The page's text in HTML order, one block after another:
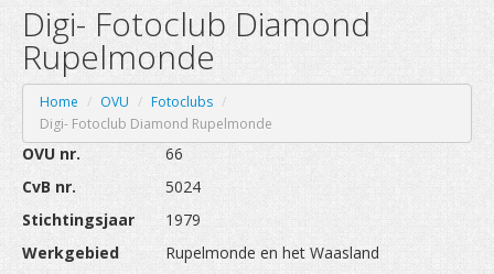
GALERIJEN
LEO BAEKELAND FT
OVU
ACTIVITEITEN
WEDSTRIJDEN
DOCUMENTEN
Digi- Fotoclub Diamond
Rupelmonde
Home / OVU / Fotoclubs /
Digi- Fotoclub Diamond Rupelmonde
OVU nr.
66
CvB nr.
5024
Stichtingsjaar
1979
Werkgebied
Rupelmonde en het Waasland